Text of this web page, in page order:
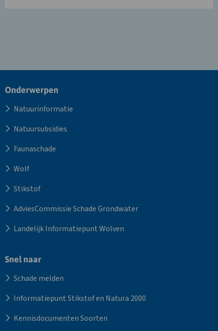
Site
Onderwerpen
Natuurinformatie
Natuursubsidies
Faunaschade
Wolf
Stikstof
AdviesCommissie Schade Grondwater
Landelijk Informatiepunt Wolven
Snel naar
Schade melden
Informatiepunt Stikstof en Natura 2000
Kennisdocumenten Soorten